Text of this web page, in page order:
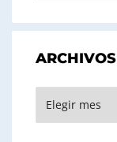
ARCHIVOS